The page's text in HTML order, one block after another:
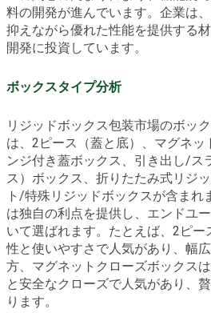
料の開発が進んでいます。企業は
抑えながら優れた性能を提供する
開発に投資しています。
ボックスタイプ分析
リジッドボックス包装市場のボッ
は、2ピース（蓋と底）、マグネッ
ンジ付き蓋ボックス、引き出し/ス
ス）ボックス、折りたたみ式リジ
ト/特殊リジッドボックスが含まれ
は独自の利点を提供し、エンドユ
いて選ばれます。たとえば、2ピー
性と使いやすさで人気があり、幅
方、マグネットクローズボックス
と安全なクローズで人気があり、
ります。